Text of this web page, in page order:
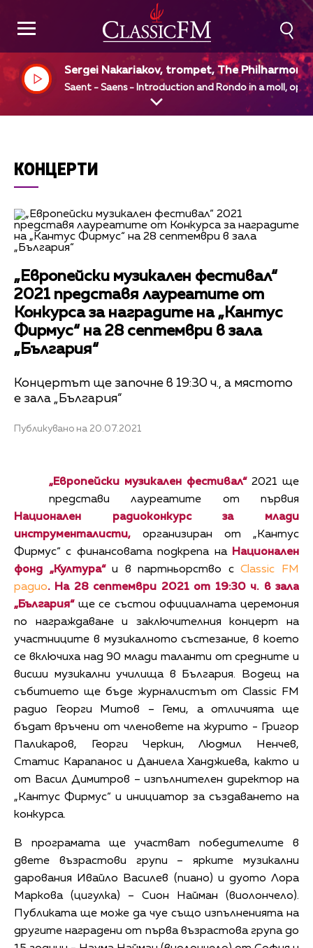
Sergei Nakariakov, trompet, The
Vladimir Ashkenazy, dir
Saent - Saens - Introduction and Rondo in a moll, op
КОНЦЕРТИ
„Европейски музикален фестивал“
2021 представя лауреатите от
Конкурса за наградите на „Кантус
Фирмус“ на 28 септември в зала
„България“
Концертът ще започне в 19:30 ч., а мястото
е зала „България“
Публикувано на 20.07.2021
„Европейски музикален фестивал“2021 ще
представи лауреатите от първия
Национален радиоконкурс за млади
инструменталисти, организиран от „Кантус
Фирмус“ с финансовата подкрепа на Национален
фонд „Култура“и в партньорство сClassic FM
радио. На 28 септември 2021 от 19:30 ч. в зала
„България“ ще се състои официалната церемония
по награждаване и заключителния концерт на
участниците в музикалното състезание, в което
се включиха над 90 млади таланти от средните и
висши музикални училища в България. Водещ на
събитието ще бъде журналистът от Classic FM
радио Георги Митов – Геми, а отличията ще
бъдат връчени от членовете на журито - Григор
Паликаров, Георги Черкин, Людмил Ненчев,
Статис Карапанос и Даниела Ханджиева, както и
от Васил Димитров – изпълнителен директор на
„Кантус Фирмус“ и инициатор за създаването на
конкурса.
В програмата ще участват победителите в
двете възрастови групи – ярките музикални
дарования Ивайло Василев (пиано) и дуото Лора
Маркова (цигулка) – Сион Найман (виолончело).
Публиката ще може да чуе също изпълненията на
другите наградени от първа възрастова група до